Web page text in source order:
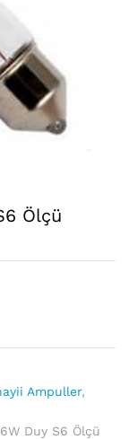
Ölçü
Ampuller,
Duy S6 Ölçü